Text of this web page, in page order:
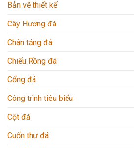
Bản vẽ thiết kế
Cây Hương đá
Chân tảng đá
Chiếu Rồng đá
Cổng đá
Công trình tiêu biểu
Cột đá
Cuốn thư đá